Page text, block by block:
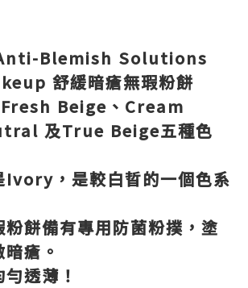
Blemish Solutions
舒緩暗瘡無瑕粉餅
Fresh Beige 、 Cream
及True Beige五種色
Ivory ，是較白晢的一個色系
餅備有專用防菌粉撲，塗
瘡。
透薄！